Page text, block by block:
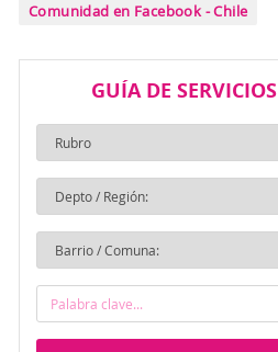
Comunidad en Facebook - Chile
GUÍA DE SERVICIOS